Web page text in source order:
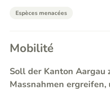
Espèces menacées
Mobilité
Soll der Kanton Aargau
Massnahmen ergreifen,